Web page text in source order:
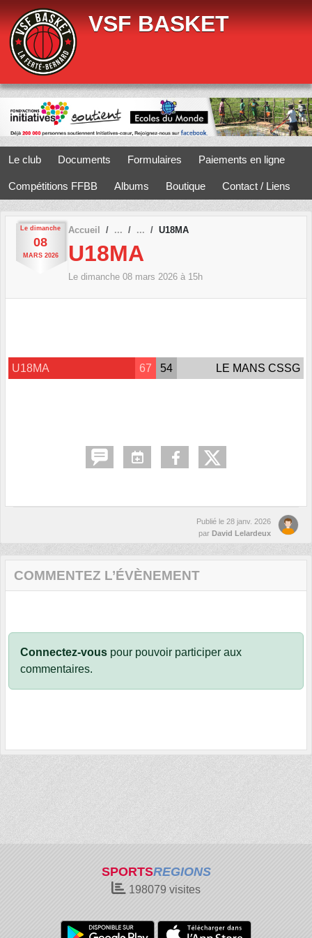
VSF BASKET
Le club Documents Formulaires Paiements en ligne
Compétitions FFBB Albums Boutique Contact / Liens
Le dimanche
08
MARS 2026
Accueil U18MA
U18MA
Le dimanche 08 mars 2026 à 15h
U18MA 67 54 LE MANS CSSG
Publié le 28 janv. 2026
par David Lelardeux
COMMENTEZ L’ÉVÈNEMENT
Connectez-vous pour pouvoir participer aux
commentaires.
SPORTSREGIONS
198079 visites
Panneau de gestion des cookies